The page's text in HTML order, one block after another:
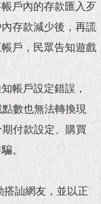
戶內的存款匯入歹
存款減少後，再謊
戶，民眾告知遊戲
帳戶設定錯誤，
數也無法轉換現
付款設定、購買
。
搭訕網友，並以正